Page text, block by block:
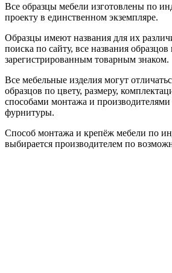
Все образцы мебели изготовлены по
проекту в единственном экземпляре.
Образцы имеют названия для их
поиска по сайту, все названия образцов
зарегистрированным товарным знаком.
Все мебельные изделия могут
образцов по цвету, размеру,
способами монтажа и
фурнитуры.
Способ монтажа и крепёж мебели по
выбирается производителем по